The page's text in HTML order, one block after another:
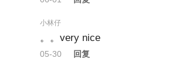
小林仔
。。very nice
05-30 回复